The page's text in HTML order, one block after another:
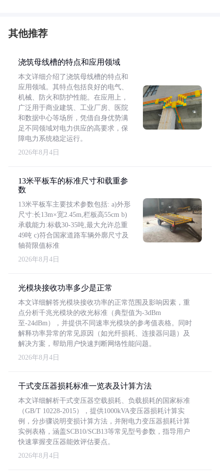
其他推荐
浇筑母线槽的特点和应用领域
本文详细介绍了浇筑母线槽的特点和
应用领域。其特点包括良好的电气、
机械、防火和防护性能。在应用上，
广泛用于商业建筑、工业厂房、医院
和数据中心等场所，凭借自身优势满
足不同领域对电力供应的高要求，保
障电力系统稳定运行。
2026年8月4日
13米平板车的标准尺寸和载重参
数
13米平板车主要技术参数包括: a)外形
尺寸:长13m×宽2.45m,栏板高55cm b)
承载能力:标载30-35吨,最大允许总重
49吨 c)符合国家道路车辆外廓尺寸及
轴荷限值标准
2026年8月4日
光模块接收功率多少是正常
本文详细解答光模块接收功率的正常范围及影响因素，重
点分析千兆光模块的收光标准（典型值为-3dBm
至-24dBm），并提供不同速率光模块的参考值表格。同时
解释功率异常的常见原因（如光纤损耗、连接器问题）及
解决方案，帮助用户快速判断网络性能问题。
2026年8月4日
干式变压器损耗标准一览表及计算方法
本文详细解析干式变压器空载损耗、负载损耗的国家标准
（GB/T 10228-2015），提供1000kVA变压器损耗计算实
例，分步骤说明变损计算方法，并附电力变压器损耗计算
实例表格，涵盖SCB10/SCB13等常见型号参数，指导用户
快速掌握变压器能效评估要点。
2026年8月4日